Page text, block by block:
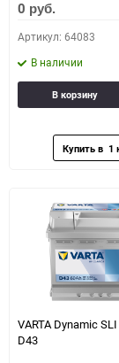
0 руб.
Артикул: 64083
В наличии
В корзину
VARTA Dynamic
D43